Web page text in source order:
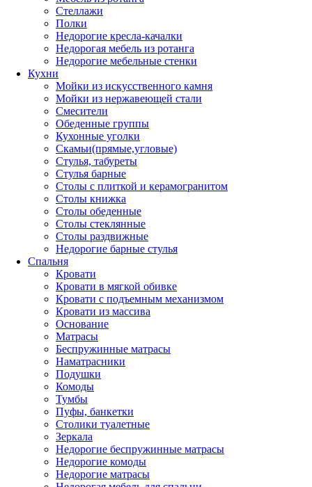
Стеллажи
Полки
Недорогие кресла-качалки
Недорогая мебель из ротанга
Недорогие мебельные стенки
Кухни
Мойки из искусственного камня
Мойки из нержавеющей стали
Смесители
Обеденные группы
Кухонные уголки
Скамьи(прямые,угловые)
Стулья, табуреты
Стулья барные
Столы с плиткой и керамогранитом
Столы книжка
Столы обеденные
Столы стеклянные
Столы раздвижные
Недорогие барные стулья
Спальня
Кровати
Кровати в мягкой обивке
Кровати с подъемным механизмом
Кровати из массива
Основание
Матрасы
Беспружинные матрасы
Наматрасники
Подушки
Комоды
Тумбы
Пуфы, банкетки
Столики туалетные
Зеркала
Недорогие беспружинные матрасы
Недорогие комоды
Недорогие матрасы